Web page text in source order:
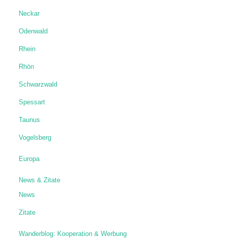
Neckar
Odenwald
Rhein
Rhön
Schwarzwald
Spessart
Taunus
Vogelsberg
Europa
News & Zitate
News
Zitate
Wanderblog: Kooperation & Werbung